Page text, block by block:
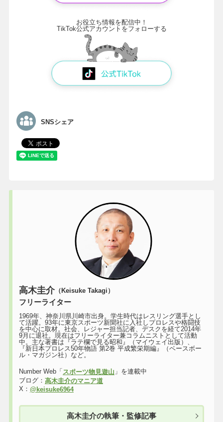
お役立ち情報を配信中！
TikTok公式アカウントをフォローする
SNSシェア
高木圭介（Keisuke Takagi）
フリーライター
1969年、神奈川県川崎市出身。学生時代はレスリング選手とし
て活躍。93年に東京スポーツ新聞社に入社しプロレスや格闘技
を中心に取材。社会、レジャー担当記者、デスクを経て2014年
9月に退社。現在はフリーライター兼コラムニストとして活動
中。主な著書は『ラテ欄で見る昭和』（マイウェイ出版）、
『新日本プロレス50年物語 第2巻 平成繁栄期編』（ベースボー
ル・マガジン社）など。
Number Web「 スポーツ物見遊山 」を連載中
ブログ： 高木圭介のマニア道
X： @keisuke6964
高木圭介の執筆・監修記事